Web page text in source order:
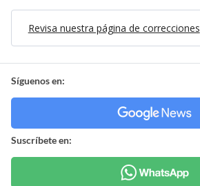
Revisa nuestra página de correcciones
Síguenos en:
Suscríbete en: